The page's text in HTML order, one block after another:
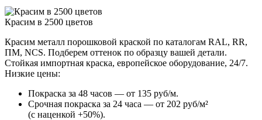
Красим в 2500 цветов
Красим металл порошковой краской по каталогам RAL, RR,
ПМ, NCS. Подберем оттенок по образцу вашей детали.
Стойкая импортная краска, европейское оборудование, 24/7.
Низкие цены:
Покраска за 48 часов — от 135 руб/м.
Срочная покраска за 24 часа — от 202 руб/м²
(с наценкой +50%).